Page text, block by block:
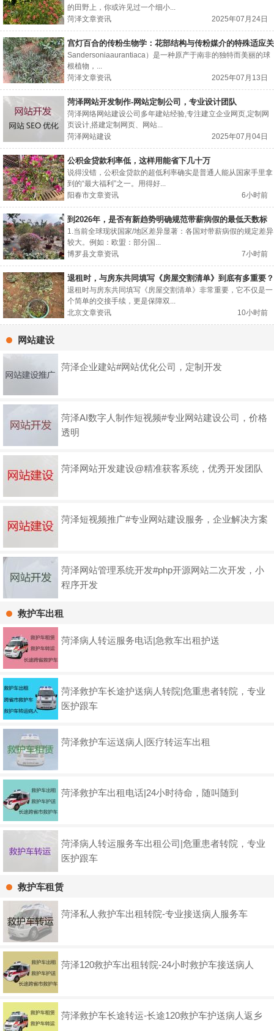
的田野上，你或许见过一个细小...
菏泽文章资讯
2025年07月24日
宫灯百合的传粉生物学：花部结构与传粉媒介的特殊适应关
系
Sandersoniaaurantiaca）是一种原产于南非的独特而美丽的球
根植物，...
菏泽文章资讯
2025年07月13日
菏泽网站开发制作-网站定制公司，专业设计团队
菏泽网络网站建设公司多年建站经验,专注建立企业网页,定制网
页设计,搭建定制网页、网站...
菏泽网站建设
2025年07月04日
公积金贷款利率低，这样用能省下几十万
说得没错，公积金贷款的超低利率确实是普通人能从国家手里拿
到的“最大福利”之一。用得好...
阳春市文章资讯
6小时前
到2026年，是否有新趋势明确规范带薪病假的最低天数标
准？
1.当前全球现状国家/地区差异显著：各国对带薪病假的规定差异
较大。例如：欧盟：部分国...
博罗县文章资讯
7小时前
退租时，与房东共同填写《房屋交割清单》到底有多重要？
退租时与房东共同填写《房屋交割清单》非常重要，它不仅是一
个简单的交接手续，更是保障双...
北京文章资讯
10小时前
网站建设
菏泽企业建站#网站优化公司，定制开发
菏泽AI数字人制作短视频#专业网站建设公司，价格
透明
菏泽网站开发建设@精准获客系统，优秀开发团队
菏泽短视频推广#专业网站建设服务，企业解决方案
菏泽网站管理系统开发#php开源网站二次开发，小
程序开发
救护车出租
菏泽病人转运服务电话|急救车出租护送
菏泽救护车长途护送病人转院|危重患者转院，专业
医护跟车
菏泽救护车运送病人|医疗转运车出租
菏泽救护车出租电话|24小时待命，随叫随到
菏泽病人转运服务车出租公司|危重患者转院，专业
医护跟车
救护车租赁
菏泽私人救护车出租转院-专业接送病人服务车
菏泽120救护车出租转院-24小时救护车接送病人
菏泽救护车长途转运-长途120救护车护送病人返乡